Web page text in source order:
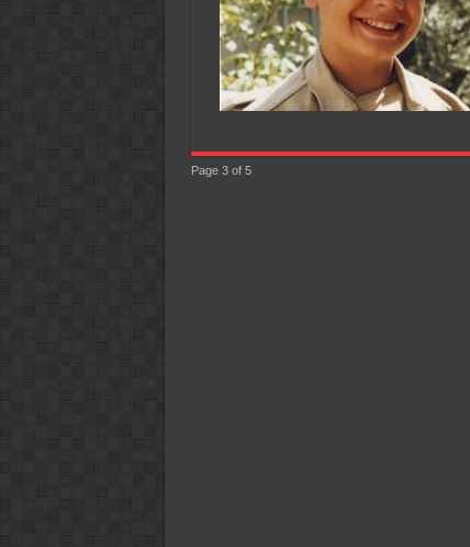
Page 3 of 5